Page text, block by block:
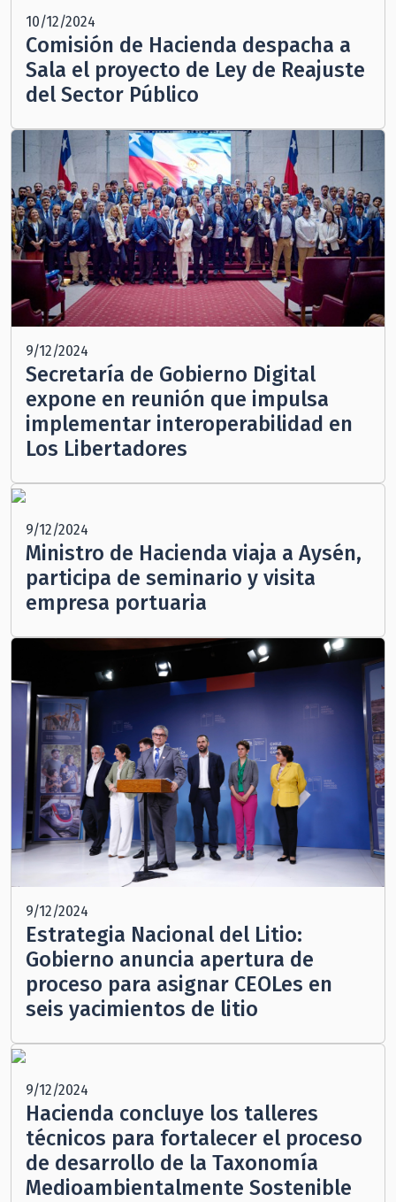
10/12/2024
Comisión de Hacienda despacha a
Sala el proyecto de Ley de Reajuste
del Sector Público
9/12/2024
Secretaría de Gobierno Digital
expone en reunión que impulsa
implementar interoperabilidad en
Los Libertadores
9/12/2024
Ministro de Hacienda viaja a Aysén,
participa de seminario y visita
empresa portuaria
9/12/2024
Estrategia Nacional del Litio:
Gobierno anuncia apertura de
proceso para asignar CEOLes en
seis yacimientos de litio
9/12/2024
Hacienda concluye los talleres
técnicos para fortalecer el proceso
de desarrollo de la Taxonomía
Medioambientalmente Sostenible